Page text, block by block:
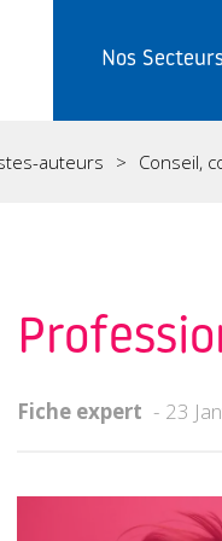
Nos
auteurs Conseil,
Fiche expert 23